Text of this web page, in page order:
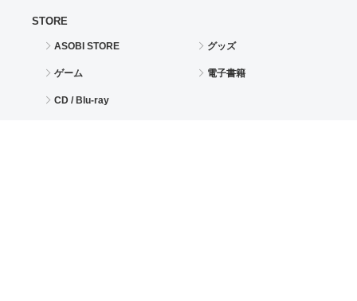
STORE
ASOBI STORE グッズ
ゲーム 電子書籍
CD / Blu-ray